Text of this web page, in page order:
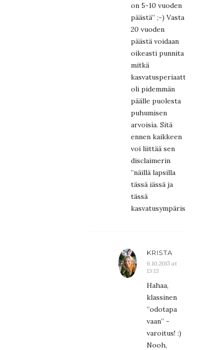
on 5-10 vuoden
päästä” ;-) Vasta
20 vuoden
päästä voidaan
oikeasti punnita
mitkä
kasvatusperiaatteet
oli pidemmän
päälle puolesta
puhumisen
arvoisia. Sitä
ennen kaikkeen
voi liittää sen
disclaimerin
”näillä lapsilla
tässä iässä ja
tässä
kasvatusympäristössä”.
KRISTA
6.10.2015 at
13:13
Hahaa,
klassinen
”odotapa
vaan” -
varoitus! :)
Nooh,